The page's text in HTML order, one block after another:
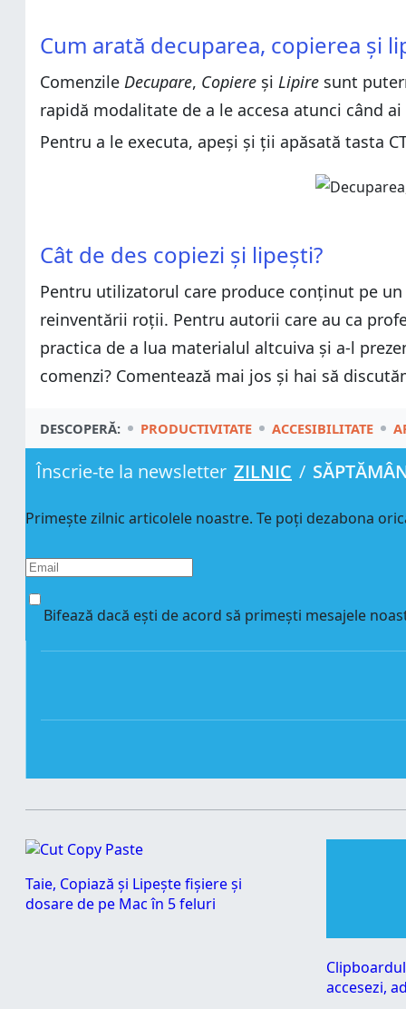
Cum arată decuparea, copierea și
Comenzile Decupare, Copiere și Lipire sunt
rapidă modalitate de a le accesa atunci când
Pentru a le executa, apeși și ții apăsată tasta
Cât de des copiezi și lipești?
Pentru utilizatorul care produce conținut pe un
reinventării roții. Pentru autorii care au ca
practica de a lua materialul altcuiva și a-l
comenzi? Comentează mai jos și hai să
DESCOPERĂ: PRODUCTIVITATE ACCESIBILITATE
Înscrie-te la newsletter ZILNIC /
Primește zilnic articolele noastre. Te poți dezabona
Bifează dacă ești de acord să primești mesajele
Taie, Copiază și Lipește fișiere și
dosare de pe Mac în 5 feluri
accesezi,